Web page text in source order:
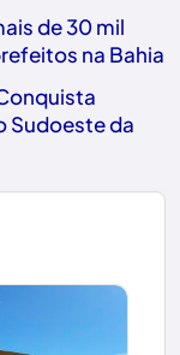
de 30 mil
na Bahia
Sudoeste da